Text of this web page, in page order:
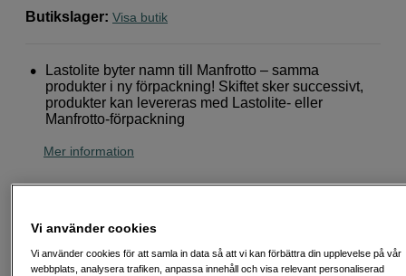
Butikslager: Visa butik
Lastolite byter namn till Manfrotto – samma
produkter i ny förpackning! Skiftet sker successivt,
produkter kan levereras med Lastolite- eller
Manfrotto-förpackning
Mer information
2 490 SEK
Antal
Lägg i kundvagn
Vi använder cookies
Vi använder cookies för att samla in data så att vi kan förbättra din upplevelse på vår
webbplats, analysera trafiken, anpassa innehåll och visa relevant personaliserad